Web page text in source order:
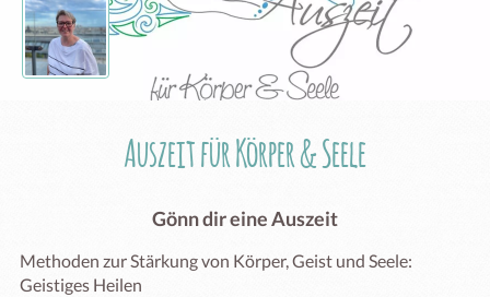
Auszeit für Körper & Seele
Gönn dir eine Auszeit
Methoden zur Stärkung von Körper, Geist und Seele:
Geistiges Heilen